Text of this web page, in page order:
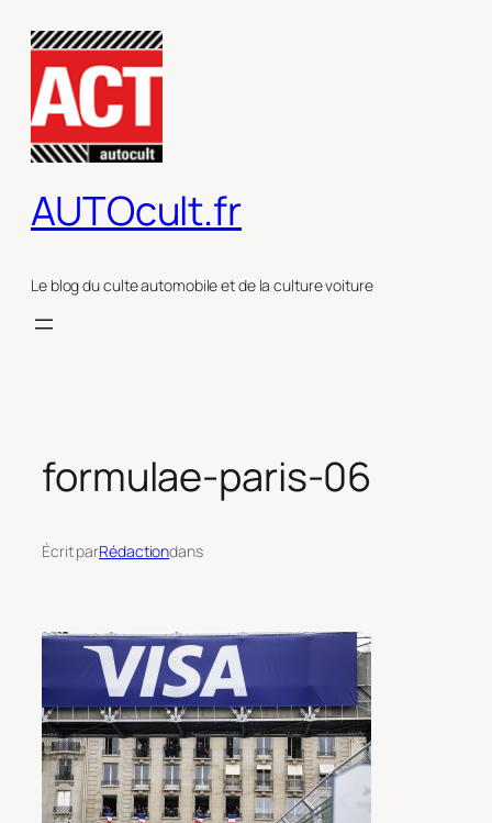
contenu
AUTOcult.fr
Le blog du culte automobile et de la culture voiture
formulae-paris-06
Écrit parRédactiondans